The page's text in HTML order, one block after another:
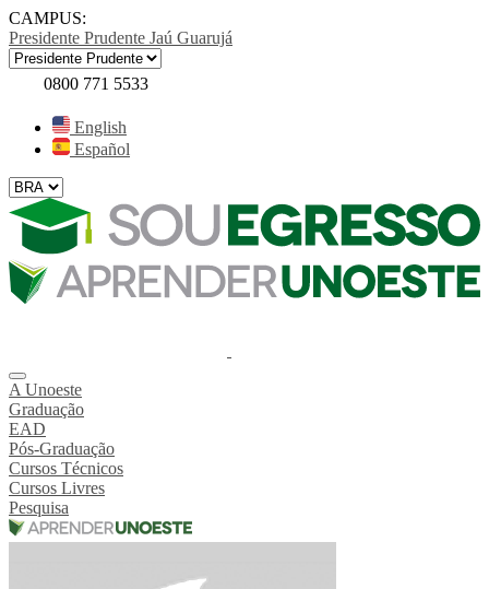
CAMPUS:
Presidente Prudente Jaú Guarujá
0800 771 5533
English
Español
A Unoeste
Graduação
EAD
Pós-Graduação
Cursos Técnicos
Cursos Livres
Pesquisa